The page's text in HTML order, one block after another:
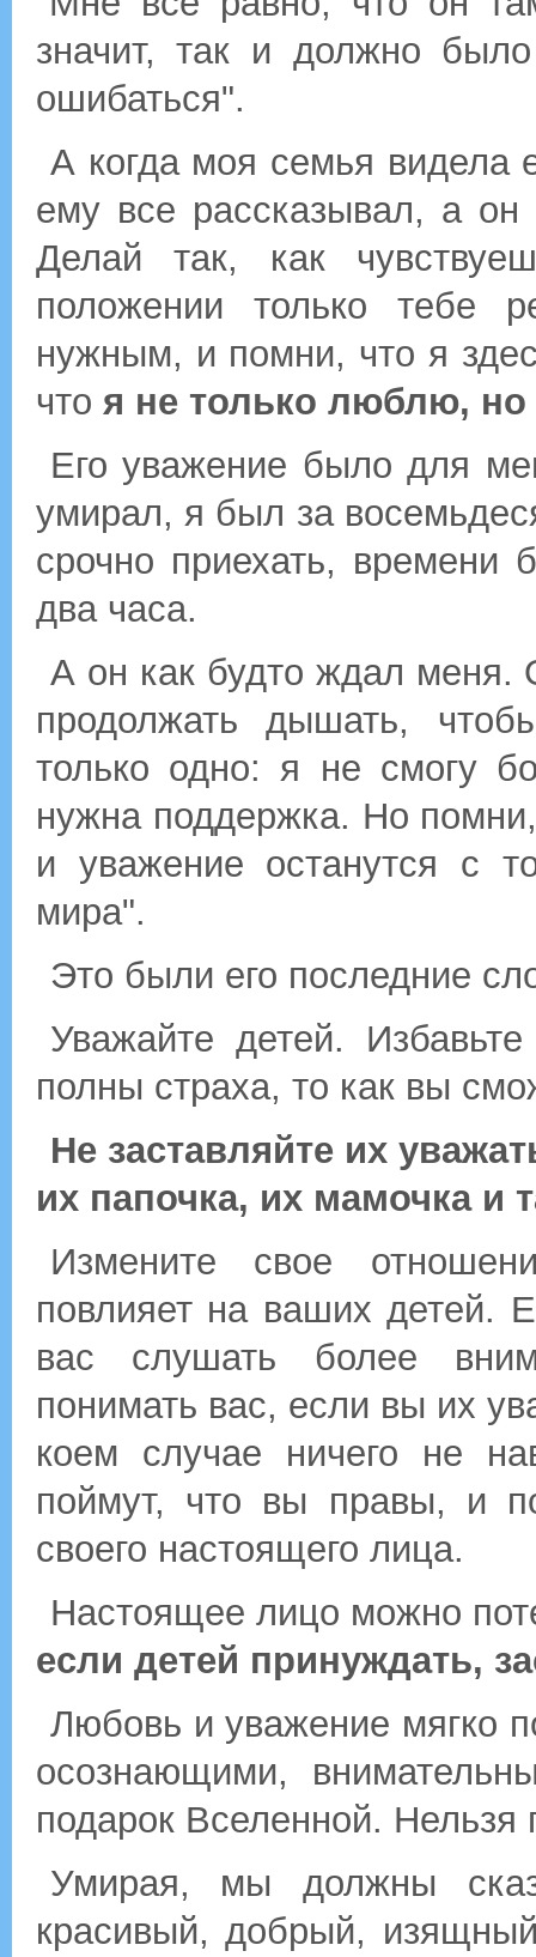
значит, так и должно
ошибаться".
А когда моя семья видела
ему все рассказывал, а он
Делай так, как
положении только тебе
нужным, и помни, что я
что я не только люблю,
Его уважение было для
умирал, я был за
срочно приехать,
два часа.
А он как будто ждал меня.
продолжать дышать,
только одно: я не смогу
нужна поддержка. Но
и уважение останутся с
мира".
Это были его последние
Уважайте детей.
полны страха, то как вы
Не заставляйте их
их папочка, их мамочка и
Измените свое
повлияет на ваших детей.
вас слушать более
понимать вас, если вы их
коем случае ничего не
поймут, что вы правы, и
своего настоящего лица.
Настоящее лицо можно
если детей принуждать,
Любовь и уважение мягко
осознающими,
подарок Вселенной. Нельзя
Умирая, мы должны
красивый, добрый,